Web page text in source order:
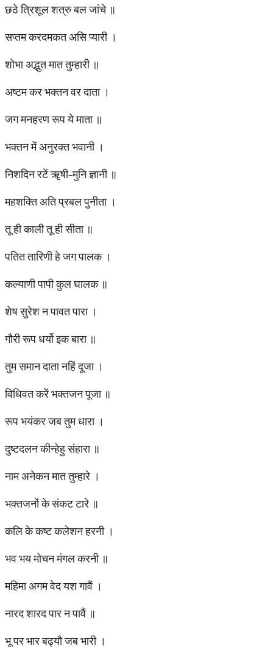
छठे त्रिशूल शत्रु बल जांचे ॥
सप्तम करदमकत असि प्यारी ।
शोभा अद्भुत मात तुम्हारी ॥
अष्टम कर भक्तन वर दाता ।
जग मनहरण रूप ये माता ॥
भक्तन में अनुरक्त भवानी ।
निशदिन रटें ॠषी-मुनि ज्ञानी ॥
महशक्ति अति प्रबल पुनीता ।
तू ही काली तू ही सीता ॥
पतित तारिणी हे जग पालक ।
कल्याणी पापी कुल घालक ॥
शेष सुरेश न पावत पारा ।
गौरी रूप धर्यो इक बारा ॥
तुम समान दाता नहिं दूजा ।
विधिवत करें भक्तजन पूजा ॥
रूप भयंकर जब तुम धारा ।
दुष्टदलन कीन्हेहु संहारा ॥
नाम अनेकन मात तुम्हारे ।
भक्तजनों के संकट टारे ॥
कलि के कष्ट कलेशन हरनी ।
भव भय मोचन मंगल करनी ॥
महिमा अगम वेद यश गावैं ।
नारद शारद पार न पावैं ॥
भू पर भार बढ्यौ जब भारी ।